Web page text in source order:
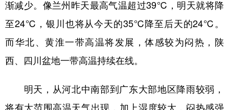
渐减少。像兰州昨天最高气温超过39℃，明天就将降
至24℃，银川也将从今天的35℃降至后天的24℃。
而华北、黄淮一带高温将发展，体感较为闷热，陕
西、四川盆地一带高温持续在线。
明天，从河北中南部到广东大部地区降雨较弱，
将有大范围高温天气出现，加上湿度较大，闷热感强